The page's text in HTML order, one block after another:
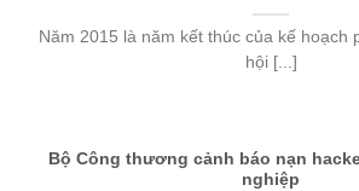
Năm 2015 là năm kết thúc của kế hoạch
hội [...]
Bộ Công thương cảnh báo nạn
nghiệp